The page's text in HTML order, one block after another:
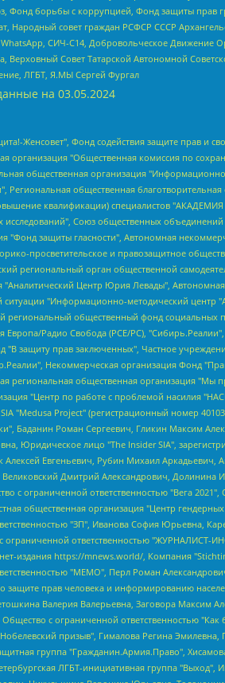
борьбы с коррупцией, Фонд защиты прав
Народный совет граждан РСФСР СССР
СИЧ-С14, Добровольческое Движение
Совет Татарской Автономной
ЛГБТ, Я.МЫ Сергей Фургал
на 03.05.2024
ответственностью "Радио Свободная Европа/Радио Свобода", Чешское информационное агентство "MEDIUM-ORIENT", Красноярская региональная общественная организация "Мы против СПИДа", Камалягин Денис Николаевич, Маркелов Сергей Евгеньевич, Пономарев Лев Александрович, Савицкая Людмила Алексеевна, Автономная некоммерческая организация "Центр по работе с проблемой насилия "НАСИЛИЮ.НЕТ", Межрегиональный профессиональный союз работников здравоохранения "Альянс врачей", Юридическое лицо, зарегистрированное в Латвийской Республике, SIA "Medusa Project" (регистрационный номер 40103797863, дата регистрации 10.06.2014), Некоммерческая организация "Фонд по борьбе с коррупцией", Автономная некоммерческая организация "Институт права и публичной политики", Баданин Роман Сергеевич, Гликин Максим Александрович, Железнова Мария Михайловна, Лукьянова Юлия Сергеевна, Маетная Елизавета Витальевна, Маняхин Петр Борисович, Чуракова Ольга Владимировна, Ярош Юлия Петровна, Юридическое лицо "The Insider SIA", зарегистрированное в Риге, Латвийская Республика (дата регистрации 26.06.2015), являющееся администратором доменного имени интернет-издания "The Insider SIA", https://theins.ru, Постернак Алексей Евгеньевич, Рубин Михаил Аркадьевич, Анин Роман Александрович, Юридическое лицо Istories fonds, зарегистрированное в Латвийской Республике (регистрационный номер 50008295751, дата регистрации 24.02.2020), Великовский Дмитрий Александрович, Долинина Ирина Николаевна, Мароховская Алеся Алексеевна, Шлейнов Роман Юрьевич, Шмагун Олеся Валентиновна, Общество с ограниченной ответственностью "Альтаир 2021", Общество с ограниченной ответственностью "Вега 2021", Общество с ограниченной ответственностью "Главный редактор 2021", Общество с ограниченной ответственностью "Ромашки монолит", Важенков Артем Валерьевич, Ивановская областная общественная организация "Центр гендерных исследований", Гурман Юрий Альбертович, Медиапроект "ОВД-Инфо", Егоров Владимир Владимирович, Жилинский Владимир Александрович, Общество с ограниченной